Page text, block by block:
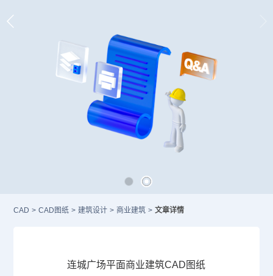
CAD > CAD图纸 > 建筑设计 > 商业建筑 > 文章详情
连城广场平面商业建筑CAD图纸